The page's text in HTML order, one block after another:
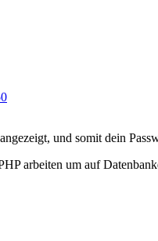
und somit dein
arbeiten um auf